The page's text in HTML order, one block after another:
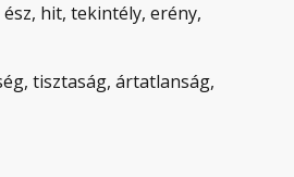
hit, tekintély, erény,
tisztaság, ártatlanság,